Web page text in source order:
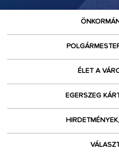
ÉLET A
EGERSZEG